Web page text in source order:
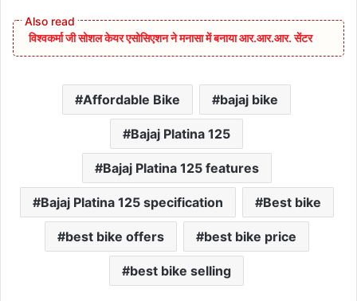
विश्वकर्मा जी सोशल केयर एसोसिएशन ने मनासा में बनाया आर.आर.आर. सेंटर
Affordable Bike bajaj bike
Bajaj Platina 125
Bajaj Platina 125 features
Bajaj Platina 125 specification Best bike
best bike offers best bike price
best bike selling